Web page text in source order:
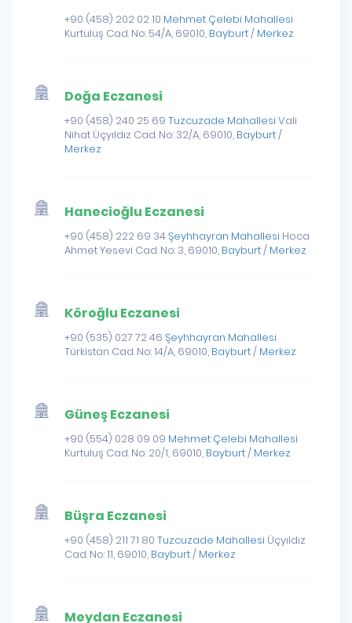
+90 (458) 202 02 10 Mehmet Çelebi Mahallesi
Kurtuluş Cad. No: 54/A, 69010, Bayburt/ Merkez
Doğa Eczanesi
+90 (458) 240 25 69 Tuzcuzade Mahallesi Vali
Nihat Üçyıldız Cad. No: 32/A, 69010, Bayburt/
Merkez
Hanecioğlu Eczanesi
+90 (458) 222 69 34Şeyhhayran Mahallesi Hoca
Ahmet Yesevi Cad. No: 3, 69010, Bayburt/ Merkez
Köroğlu Eczanesi
+90 (535) 027 72 46 Şeyhhayran Mahallesi
Türkistan Cad. No: 14/A, 69010, Bayburt/ Merkez
Güneş Eczanesi
+90 (554) 028 09 09 Mehmet Çelebi Mahallesi
Kurtuluş Cad. No: 20/1, 69010, Bayburt/ Merkez
Büşra Eczanesi
+90 (458) 211 71 80 Tuzcuzade Mahallesi Üçyıldız
Cad. No: 11, 69010, Bayburt/ Merkez
Meydan Eczanesi